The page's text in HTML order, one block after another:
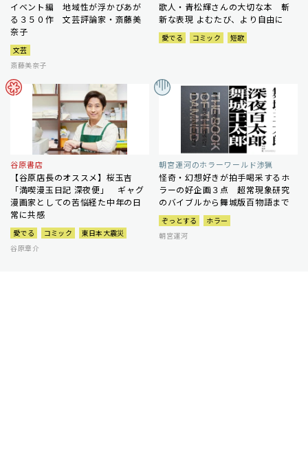
イベント編 地域性が浮かびあが
る３５０作 文芸評論家・斎藤美
奈子
文芸
斎藤美奈子
歌人・青松輝さんの大切な本 斬
新な表現 よむたび、より自由に
愛でる コミック 短歌
谷原書店
【谷原店長のオススメ】桜玉吉
「満喫漫玉日記 深夜便」 ギャグ
漫画家としての苦悩経た中年の日
常に共感
愛でる コミック
東日本大震災
谷原章介
朝宮運河のホラーワールド渉猟
怪奇・幻想好きが拍手喝采するホ
ラーの好企画３点 超常現象研究
のバイブルから舞城版百物語まで
ぞっとする
ホラー
朝宮運河